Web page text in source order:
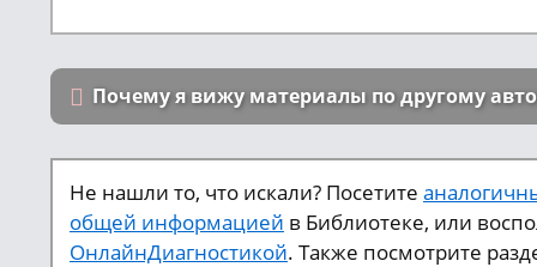
Почему я вижу материалы по другому
Не нашли то, что искали? Посетите
общей информацией в Библиотеке, или
ОнлайнДиагностикой. Также посмотрите